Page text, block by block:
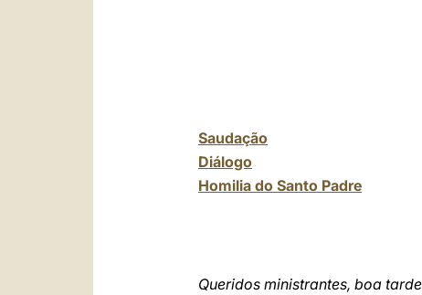
Saudação
Diálogo
Homilia do Santo Padre
Queridos ministrantes, boa